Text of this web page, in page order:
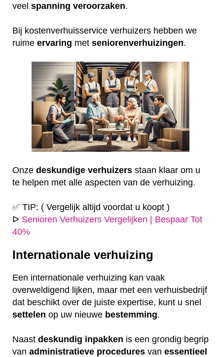
veel spanning veroorzaken.
Bij kostenverhuisservice verhuizers hebben we
ruime ervaring met seniorenverhuizingen.
Onze deskundige verhuizers staan klaar om u
te helpen met alle aspecten van de verhuizing.
✅ TIP: ( Vergelijk altijd voordat u koopt )
ᐅ Senioren Verhuizers Vergelijken | Bespaar Tot
40%
Internationale verhuizing
Een internationale verhuizing kan vaak
overweldigend lijken, maar met een verhuisbedrijf
dat beschikt over de juiste expertise, kunt u snel
settelen op uw nieuwe bestemming.
Naast deskundig inpakken is een grondig begrip
van administratieve procedures van essentieel